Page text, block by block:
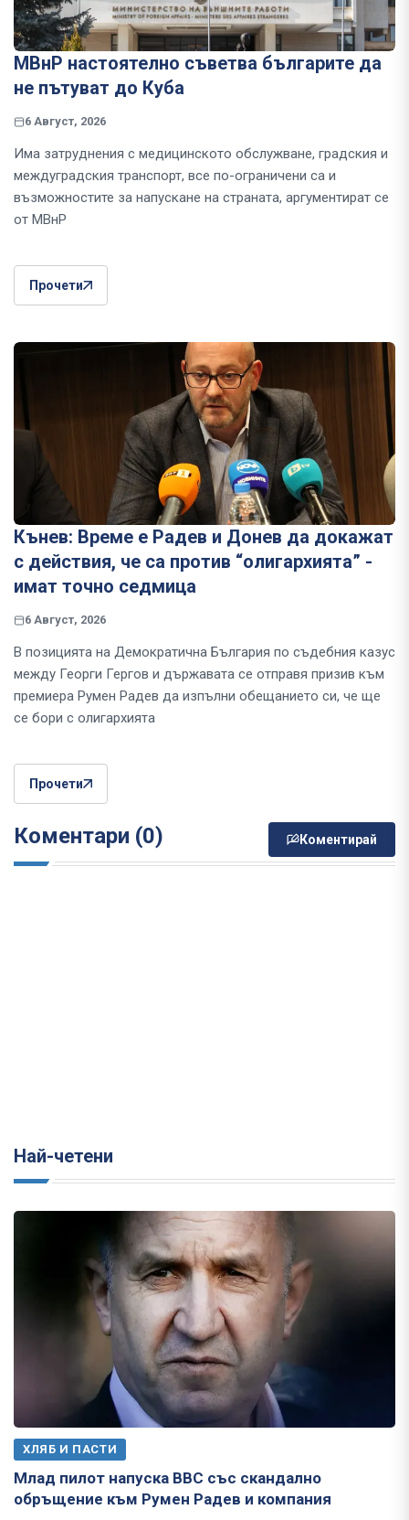
МВнР настоятелно съветва българите да
не пътуват до Куба
6 Август, 2026
Има затруднения с медицинското обслужване, градския и
междуградския транспорт, все по-ограничени са и
възможностите за напускане на страната, аргументират се
от МВнР
Прочети
Кънев: Време е Радев и Донев да докажат
с действия, че са против “олигархията” -
имат точно седмица
6 Август, 2026
В позицията на Демократична България по съдебния казус
между Георги Гергов и държавата се отправя призив към
премиера Румен Радев да изпълни обещанието си, че ще
се бори с олигархията
Прочети
Коментари (0) Коментирай
Най-четени
ХЛЯБ И ПАСТИ
Млад пилот напуска ВВС със скандално
обръщение към Румен Радев и компания